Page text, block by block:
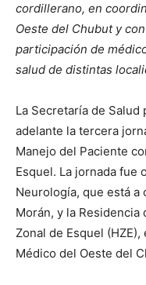
cordillerano, en
Oeste del Chubut y
participación de
salud de distintas
La Secretaría de
adelante la tercera
Manejo del Paciente
Esquel. La jornada fue
Neurología, que está a
Morán, y la
Zonal de Esquel
Médico del Oeste del